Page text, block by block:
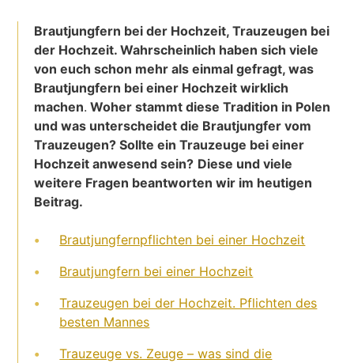
Brautjungfern bei der Hochzeit, Trauzeugen bei
der Hochzeit. Wahrscheinlich haben sich viele
von euch schon mehr als einmal gefragt, was
Brautjungfern bei einer Hochzeit wirklich
machen. Woher stammt diese Tradition in Polen
und was unterscheidet die Brautjungfer vom
Trauzeugen? Sollte ein Trauzeuge bei einer
Hochzeit anwesend sein? Diese und viele
weitere Fragen beantworten wir im heutigen
Beitrag.
Brautjungfernpflichten bei einer Hochzeit
Brautjungfern bei einer Hochzeit
Trauzeugen bei der Hochzeit. Pflichten des
besten Mannes
Trauzeuge vs. Zeuge – was sind die